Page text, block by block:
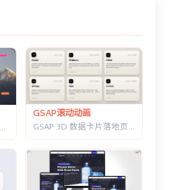
GSAP滚动动画